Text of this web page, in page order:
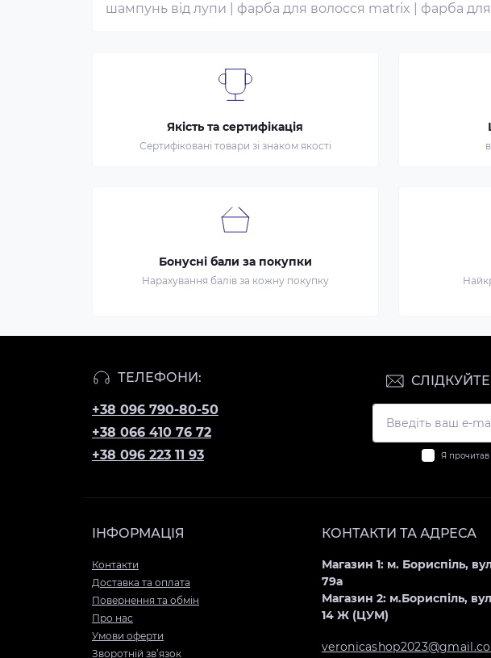
шампунь від лупи
фарба для волосся matrix фарба
Якість та сертифікація
Сертифіковані товари зі знаком якості
Бонусні бали за покупки
Нарахування балів за кожну покупку
ТЕЛЕФОНИ:
+38 096 790-80-50
+38 066 410 76 72
+38 096 223 11 93
Я прочитав
ІНФОРМАЦІЯ
Контакти
Доставка та оплата
Повернення та обмін
Про нас
Умови оферти
Зворотній зв’язок
КОНТАКТИ ТА АДРЕСА
Магазин 1: м. Бориспіль,
79а
Магазин 2: м.Бориспіль,
14 Ж (ЦУМ)